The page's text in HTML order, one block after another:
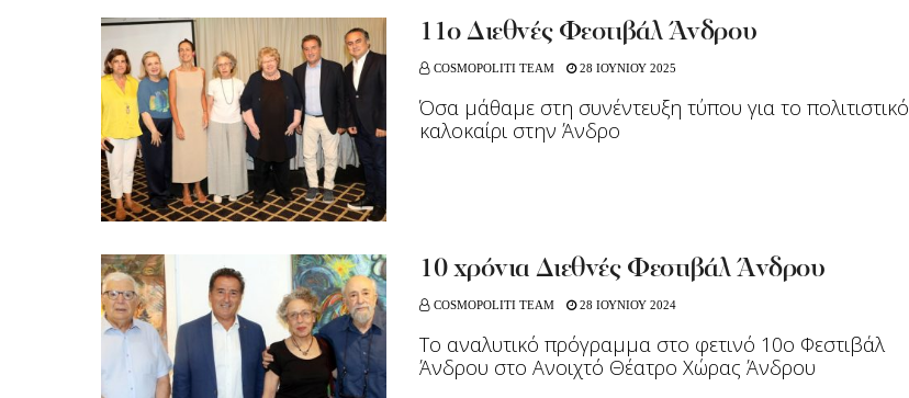
11ο Διεθνές Φεστιβάλ Άνδρου
COSMOPOLITI TEAM 28 ΙΟΥΝΙΟΥ 2025
Όσα μάθαμε στη συνέντευξη τύπου για το πολιτιστικό
καλοκαίρι στην Άνδρο
10 χρόνια Διεθνές Φεστιβάλ Άνδρου
COSMOPOLITI TEAM 28 ΙΟΥΝΙΟΥ 2024
Το αναλυτικό πρόγραμμα στο φετινό 10ο Φεστιβάλ
Άνδρου στο Ανοιχτό Θέατρο Χώρας Άνδρου